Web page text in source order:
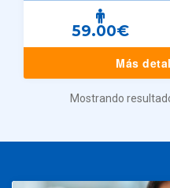
59.00€
Más
Mostrando